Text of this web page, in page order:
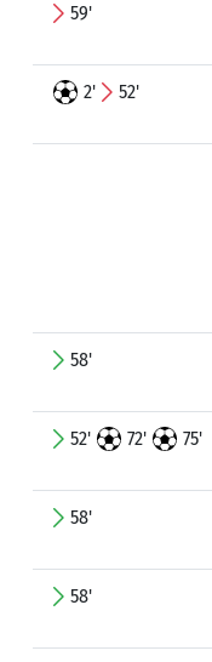
59'
2' 52'
58'
52' 72' 75'
58'
58'